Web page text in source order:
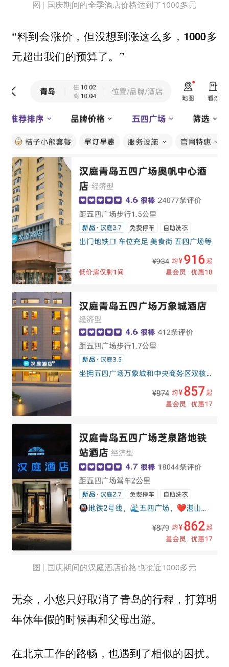
图 | 国庆期间的全季酒店价格达到了1000多元
“料到会涨价，但没想到涨这么多，1000多
元超出我们的预算了。”
图 | 国庆期间的汉庭酒店价格也接近1000多元
无奈，小悠只好取消了青岛的行程，打算明
年休年假的时候再和父母出游。
在北京工作的路畅，也遇到了相似的困扰。